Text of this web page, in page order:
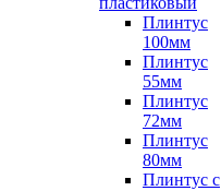
Плинтус
100мм
Плинтус
55мм
Плинтус
72мм
Плинтус
80мм
Плинтус с